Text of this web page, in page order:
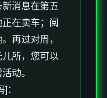
消息在第五
在卖车；阅
再过对周，
所，您可以
动。
：